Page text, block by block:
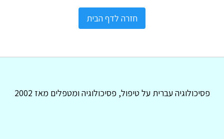
חזרה לדף הבית
פסיכולוגיה עברית על טיפול, פסיכולוגיה ומטפלים מאז 2002